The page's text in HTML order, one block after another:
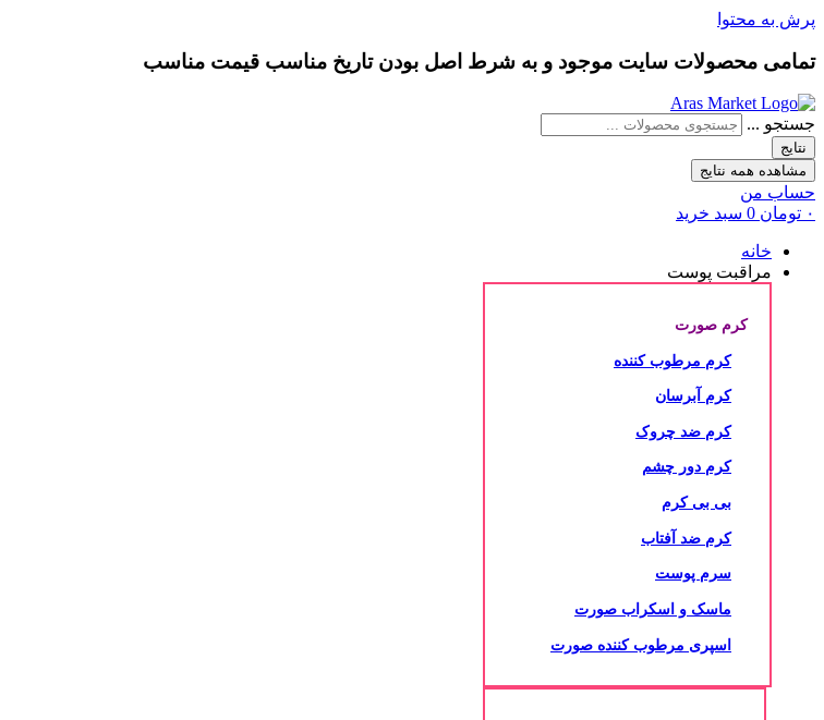
پرش به محتوا
تمامی محصولات سایت موجود و به شرط اصل بودنتاریخ مناسب قیمت مناسب
جستجو ...
نتایج
مشاهده همه نتایج
حساب من
۰ تومان 0 سبد خرید
خانه
مراقبت پوست
کرم صورت
کرم مرطوب کننده
کرم آبرسان
کرم ضد چروک
کرم دور چشم
بی بی کرم
کرم ضد آفتاب
سرم پوست
ماسک و اسکراب صورت
اسپری مرطوب کننده صورت